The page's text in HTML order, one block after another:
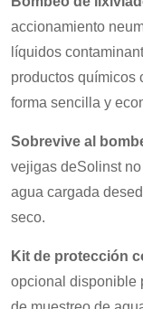
accionamiento
líquidos
productos químicos
forma sencilla y
Sobrevive al
vejigas deSolinst
agua cargada
seco.
Kit de protección
opcional disponible